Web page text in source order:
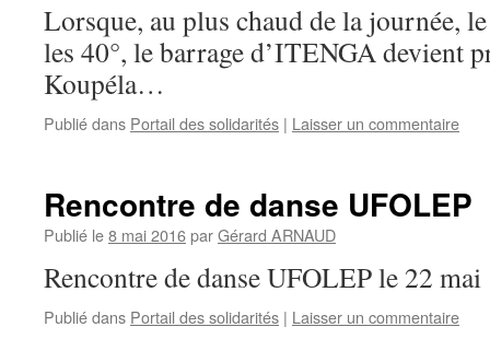
Lorsque, au plus chaud de la journée,
les 40°, le barrage d’ITENGA devient
Koupéla…
Publié dans Portail des solidarités | Laisser un commentaire
Rencontre de danse UFOLEP
Publié le8 mai 2016parGérard ARNAUD
Rencontre de danse UFOLEP le 22 mai
Publié dans Portail des solidarités | Laisser un commentaire